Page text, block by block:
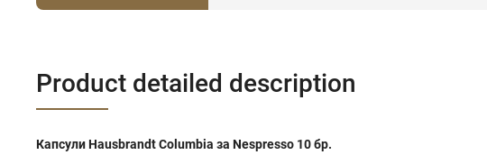
Product detailed description
Капсули Hausbrandt Columbia за Nespresso 10 бр.